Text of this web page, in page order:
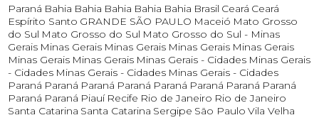
Paraná Bahia Bahia Bahia Bahia Bahia Brasil Ceará Ceará
Espírito Santo GRANDE SÃO PAULO Maceió Mato Grosso
do Sul Mato Grosso do Sul Mato Grosso do Sul - Minas
Gerais Minas Gerais Minas Gerais Minas Gerais Minas Gerais
Minas Gerais Minas Gerais Minas Gerais - Cidades Minas Gerais
- Cidades Minas Gerais - Cidades Minas Gerais - Cidades
Paraná Paraná Paraná Paraná Paraná Paraná Paraná Paraná
Paraná Paraná Piauí Recife Rio de Janeiro Rio de Janeiro
Santa Catarina Santa Catarina Sergipe São Paulo Vila Velha